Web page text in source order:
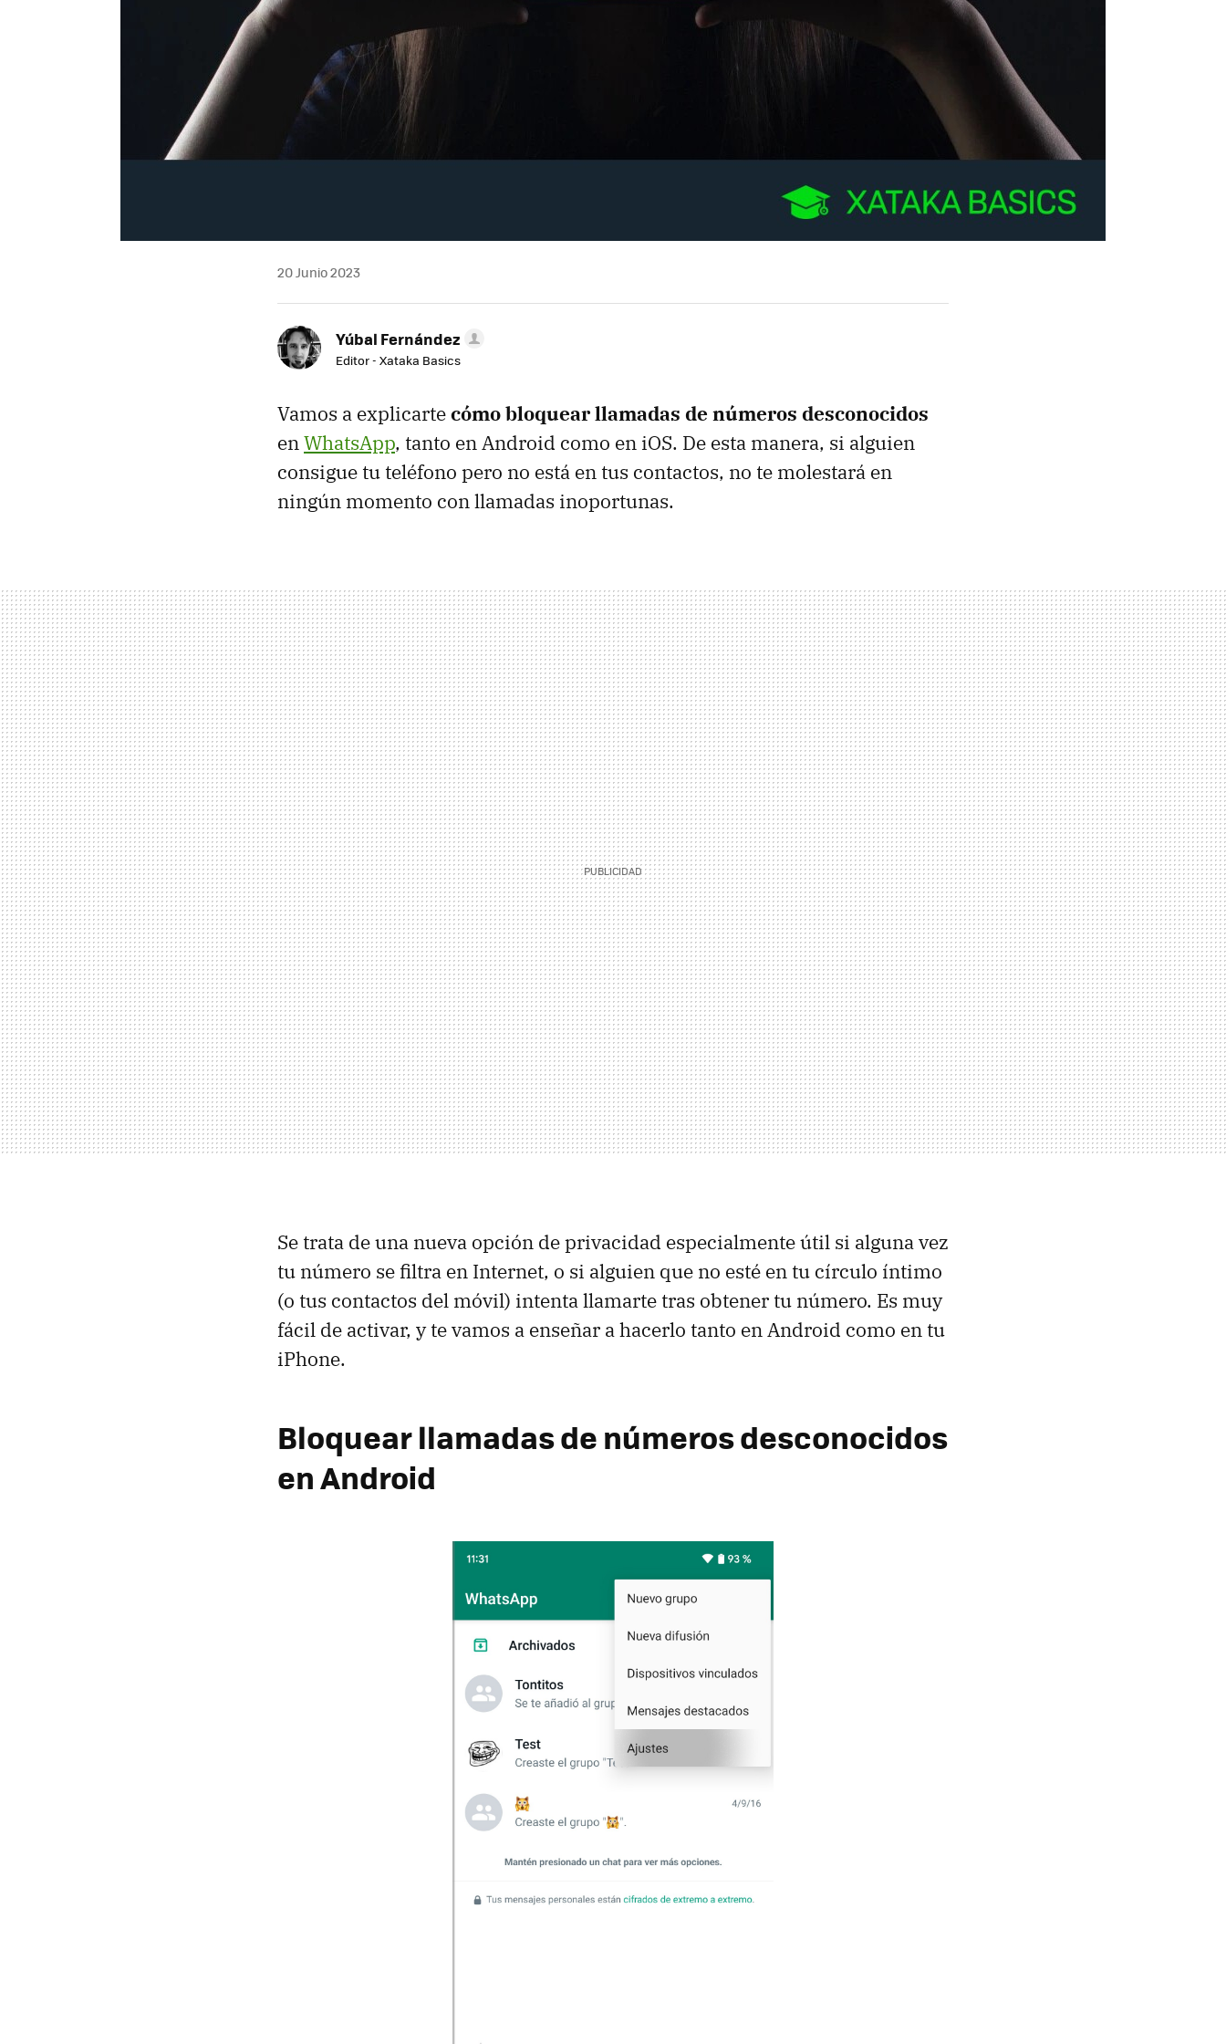
20 Junio 2023
Yúbal Fernández
Editor - Xataka Basics
Vamos a explicartecómo bloquear llamadas de números desconocidos
enWhatsApp, tanto en Android como en iOS. De esta manera, si alguien
consigue tu teléfono pero no está en tus contactos, no te molestará en
ningún momento con llamadas inoportunas.
Se trata de una nueva opción de privacidad especialmente útil si alguna vez
tu número se filtra en Internet, o si alguien que no esté en tu círculo íntimo
(o tus contactos del móvil) intenta llamarte tras obtener tu número. Es muy
fácil de activar, y te vamos a enseñar a hacerlo tanto en Android como en tu
iPhone.
Bloquear llamadas de números desconocidos
en Android